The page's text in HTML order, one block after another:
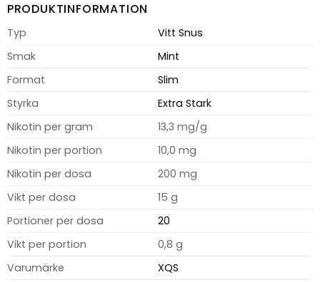
PRODUKTINFORMATION
Typ
Vitt Snus
Smak
Mint
Format
Slim
Styrka
Extra Stark
Nikotin per gram
13,3 mg/g
Nikotin per portion
10,0 mg
Nikotin per dosa
200 mg
Vikt per dosa
15 g
Portioner per dosa
20
Vikt per portion
0,8 g
Varumärke
XQS